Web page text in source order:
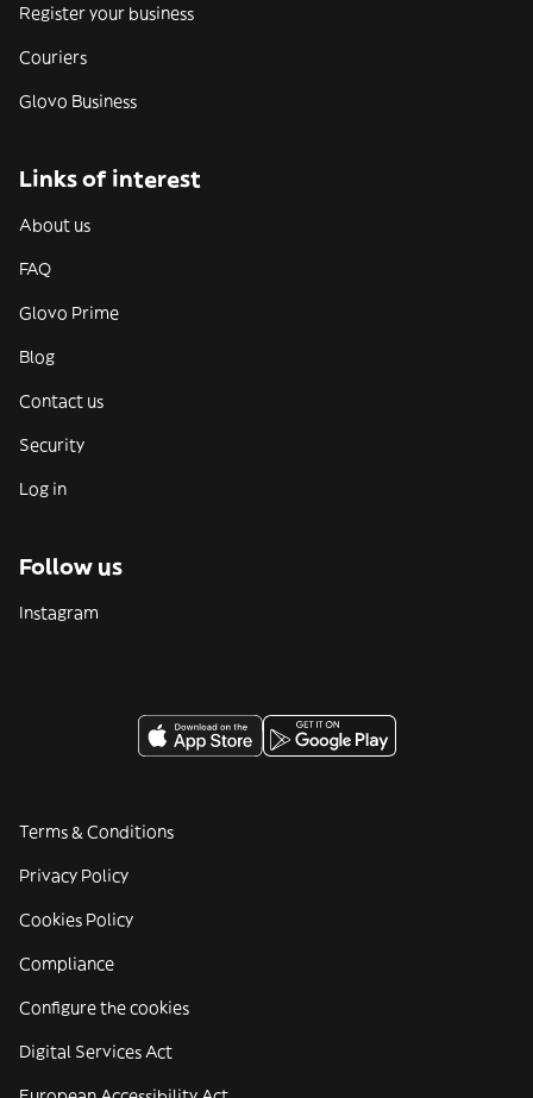
Register your business
Couriers
Glovo Business
Links of interest
About us
FAQ
Glovo Prime
Blog
Contact us
Security
Log in
Follow us
Instagram
Terms & Conditions
Privacy Policy
Cookies Policy
Compliance
Configure the cookies
Digital Services Act